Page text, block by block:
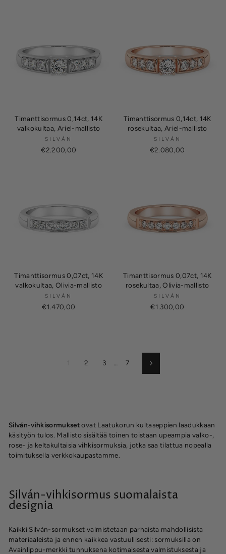
Timanttisormus 0,14ct, 14K
valkokultaa, Ariel-mallisto
SILVÁN
€2.200,00
Timanttisormus 0,14ct, 14K
rosekultaa, Ariel-mallisto
SILVÁN
€2.080,00
Timanttisormus 0,07ct, 14K
valkokultaa, Olivia-mallisto
SILVÁN
€1.470,00
Timanttisormus 0,07ct, 14K
rosekultaa, Olivia-mallisto
SILVÁN
€1.300,00
1 2 3 7 Seuraava
Silván-vihkisormuksetovat Laatukorun kultaseppien laadukkaan
käsityön tulos. Mallisto sisältää toinen toistaan upeampia valko-,
rose- ja keltakultaisia vihkisormuksia, jotka saa tilattua nopealla
toimituksella verkkokaupastamme.
Silván-vihkisormus suomalaista
designia
Kaikki Silván-sormukset valmistetaan parhaista mahdollisista
materiaaleista ja ennen kaikkea vastuullisesti: sormuksilla on
Avainlippu-merkki tunnuksena kotimaisesta valmistuksesta ja